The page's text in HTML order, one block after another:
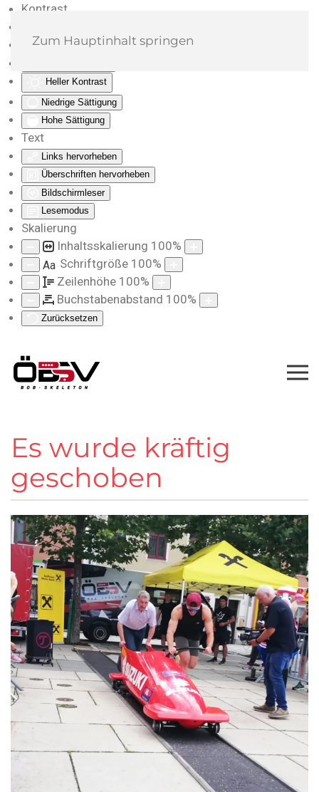
Kontrast
Monochrom
Heller Kontrast
Niedrige Sättigung
Hohe Sättigung
Text
Links hervorheben
Überschriften hervorheben
Bildschirmleser
Lesemodus
Skalierung
Inhaltsskalierung 100%
Aa Schriftgröße 100%
Zeilenhöhe 100%
Buchstabenabstand 100%
Zurücksetzen
Zum Hauptinhalt springen
Es wurde kräftig
geschoben